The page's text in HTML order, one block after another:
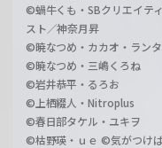
©蝸牛くも・SBクリエイテ
スト／神奈月昇
©暁なつめ・カカオ・ラン
©暁なつめ・三嶋くろね
©岩井恭平・るろお
©上栖綴人・Nitroplus
©春日部タケル・ユキヲ
©枯野瑛・ｕｅ ©気がつけ